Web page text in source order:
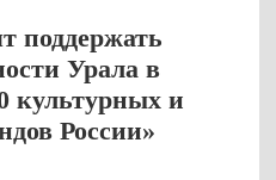
поддержать
Урала в
культурных и
России»